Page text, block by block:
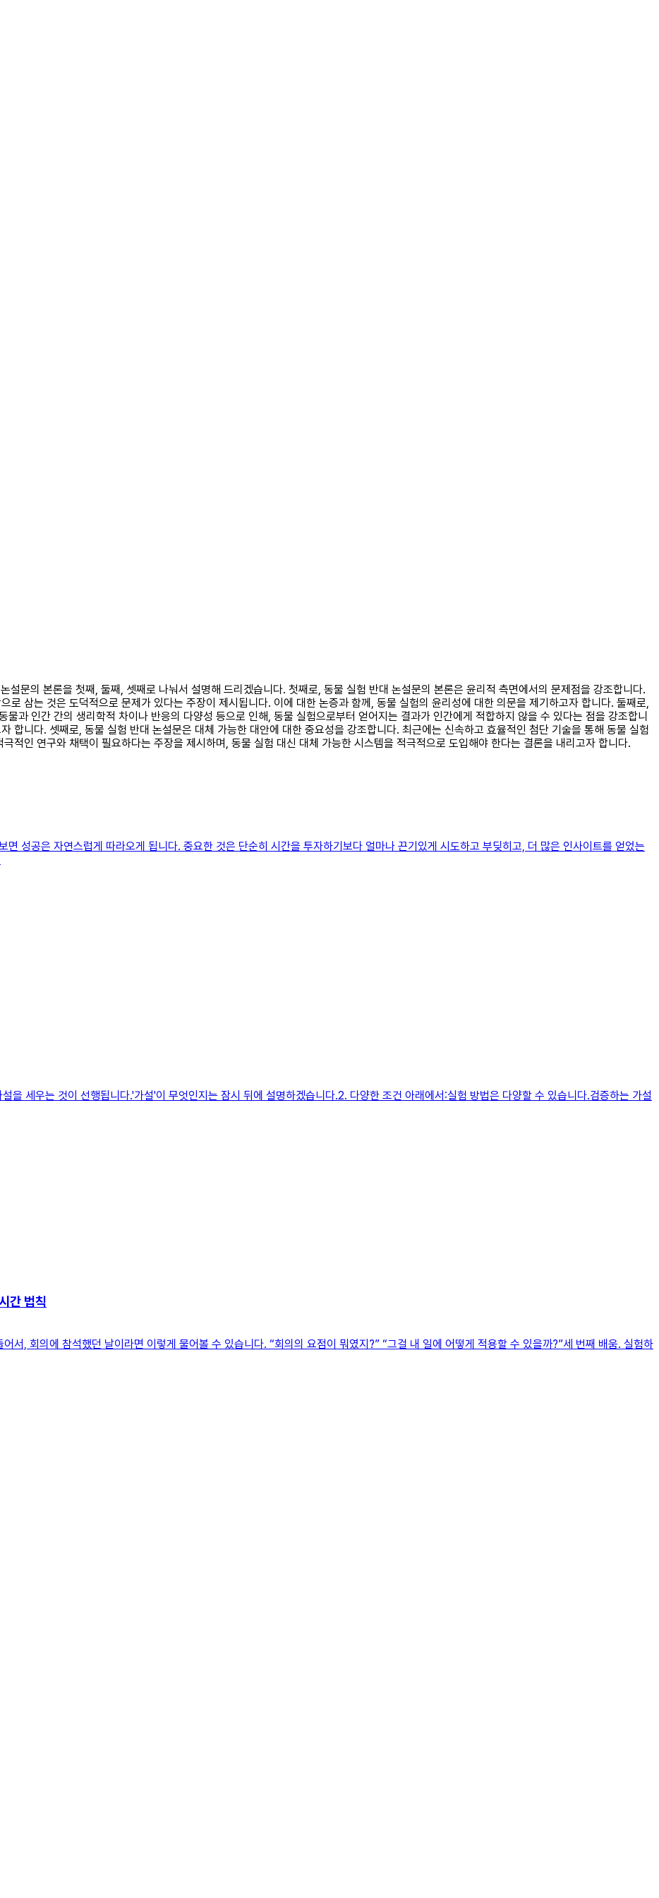
설문의 본론을 첫째, 둘째, 셋째로 나눠서 설명해 드리겠습니다. 첫째로, 동물 실험 반대 논설문의 본론은 윤리적 측면에서의 문제점을 강조합니다.
로 삼는 것은 도덕적으로 문제가 있다는 주장이 제시됩니다. 이에 대한 논증과 함께, 동물 실험의 윤리성에 대한 의문을 제기하고자 합니다. 둘째로,
과 인간 간의 생리학적 차이나 반응의 다양성 등으로 인해, 동물 실험으로부터 얻어지는 결과가 인간에게 적합하지 않을 수 있다는 점을 강조합니
합니다. 셋째로, 동물 실험 반대 논설문은 대체 가능한 대안에 대한 중요성을 강조합니다. 최근에는 신속하고 효율적인 첨단 기술을 통해 동물 실험
적인 연구와 채택이 필요하다는 주장을 제시하며, 동물 실험 대신 대체 가능한 시스템을 적극적으로 도입해야 한다는 결론을 내리고자 합니다.
성공은 자연스럽게 따라오게 됩니다. 중요한 것은 단순히 시간을 투자하기보다 얼마나 끈기있게 시도하고 부딪히고, 더 많은 인사이트를 얻었는
을 세우는 것이 선행됩니다.'가설'이 무엇인지는 잠시 뒤에 설명하겠습니다.2. 다양한 조건 아래에서:실험 방법은 다양할 수 있습니다.검증하는 가설
간 법칙
서, 회의에 참석했던 날이라면 이렇게 물어볼 수 있습니다. “회의의 요점이 뭐였지?” “그걸 내 일에 어떻게 적용할 수 있을까?”세 번째 배움. 실험하